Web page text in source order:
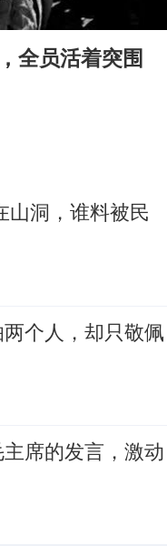
全员活着突围
山洞，谁料被民
个人，却只敬佩
席的发言，激动